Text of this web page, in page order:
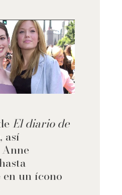
El diario de
, así
un ícono